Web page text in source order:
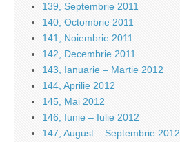
139, Septembrie 2011
140, Octombrie 2011
141, Noiembrie 2011
142, Decembrie 2011
143, Ianuarie – Martie 2012
144, Aprilie 2012
145, Mai 2012
146, Iunie – Iulie 2012
147, August – Septembrie 2012